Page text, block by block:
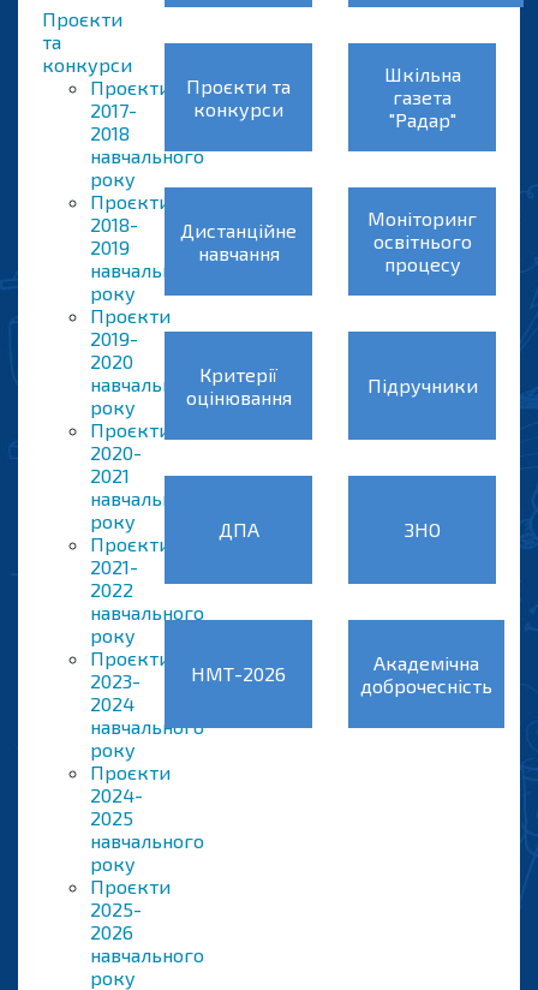
Проєкти
та
конкурси
Проєкти
2017-
2018
навчального
року
Проєкти
2018-
2019
навчального
року
Проєкти
2019-
2020
навчального
року
Проєкти
2020-
2021
навчального
року
Проєкти
2021-
2022
навчального
року
Проєкти
2023-
2024
навчального
року
Проєкти
2024-
2025
навчального
року
Проєкти
2025-
2026
навчального
року
Проєкти та
конкурси
Шкільна
газета
"Радар"
Дистанційне
навчання
Моніторинг
освітнього
процесу
Критерії
оцінювання
Підручники
ДПА ЗНО
НМТ-2026
Академічна
доброчесність